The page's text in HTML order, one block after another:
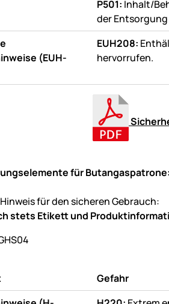
P501: Inhalt/
der
(EUH-
EUH208:
hervorrufen.
für Butangaspatrone:
für den sicheren Gebrauch:
stets Etikett und
Gefahr